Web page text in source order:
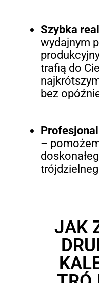
Szybka
wydajnym
trafią do
bez
–
JAK